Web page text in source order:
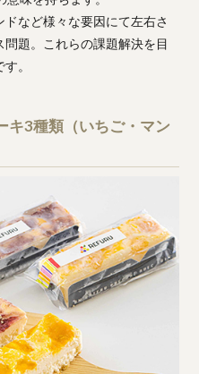
など様々な要因にて左右さ
題。これらの課題解決を目
。
キ3種類（いちご・マン